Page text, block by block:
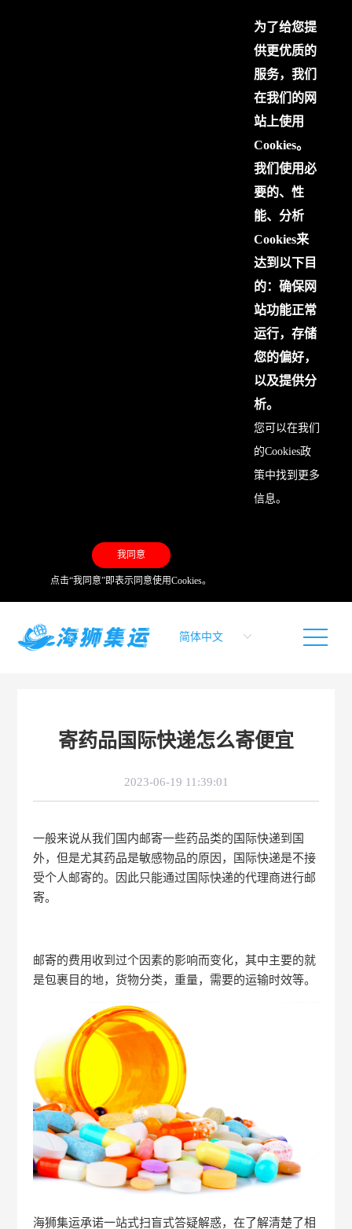
为了给您提
供更优质的
服务，我们
在我们的网
站上使用
Cookies。
我们使用必
要的、性
能、分析
Cookies来
达到以下目
的：确保网
站功能正常
运行，存储
您的偏好，
以及提供分
析。
您可以在我们
的Cookies政
策中找到更多
信息。
我同意
点击“我同意”即表示同意使用Cookies。
寄药品国际快递怎么寄便宜
2023-06-19 11:39:01
一般来说从我们国内邮寄一些药品类的国际快递到国
外，但是尤其药品是敏感物品的原因，国际快递是不接
受个人邮寄的。因此只能通过国际快递的代理商进行邮
寄。
邮寄的费用收到过个因素的影响而变化，其中主要的就
是包裹目的地，货物分类，重量，需要的运输时效等。
海狮集运承诺一站式扫盲式答疑解惑，在了解清楚了相